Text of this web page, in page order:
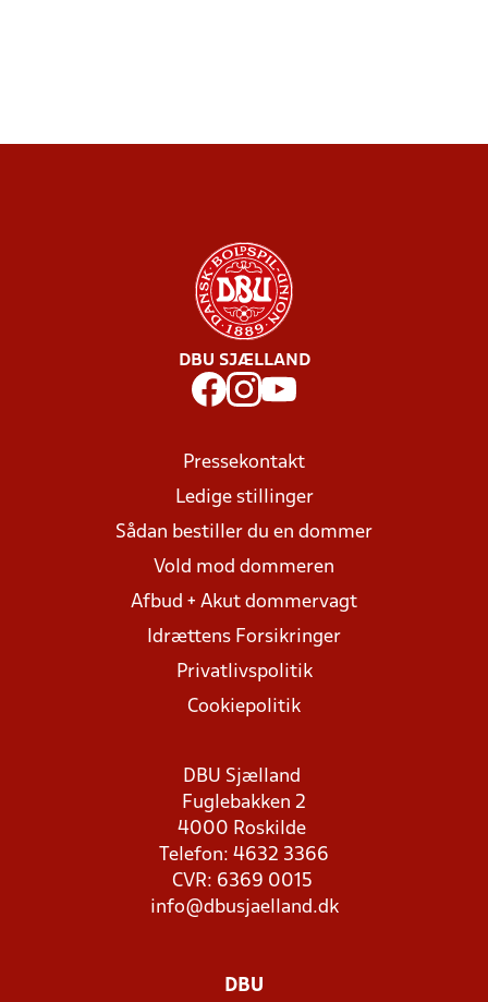
DBU SJÆLLAND
Pressekontakt
Ledige stillinger
Sådan bestiller du en dommer
Vold mod dommeren
Afbud + Akut dommervagt
Idrættens Forsikringer
Privatlivspolitik
Cookiepolitik
DBU Sjælland
Fuglebakken 2
4000 Roskilde
Telefon: 4632 3366
CVR: 6369 0015
info@dbusjaelland.dk
DBU